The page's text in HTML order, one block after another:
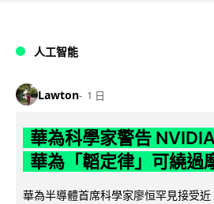
人工智能
Lawton 1 日
華為科學家警告
華為「韜定律」可繞過
華為半導體首席科學家廖恒罕見接受